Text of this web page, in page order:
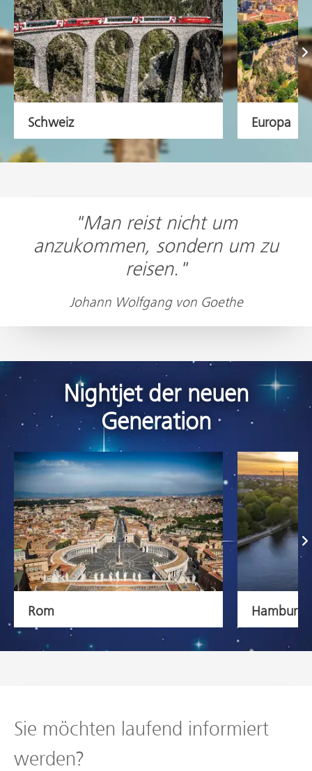
Schweiz Europa
"Man reist nicht um
anzukommen, sondern um zu
reisen."
Johann Wolfgang von Goethe
Nightjet der neuen
Generation
Rom Hamburg
Sie möchten laufend informiert
werden?